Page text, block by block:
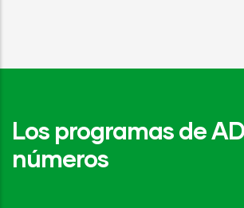
Los programas de
números